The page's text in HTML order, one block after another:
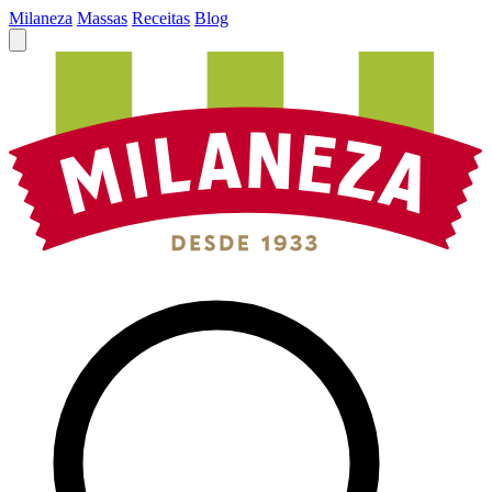
Milaneza Massas Receitas Blog